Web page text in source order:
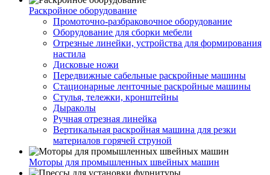
Раскройное оборудование
Промоточно-разбраковочное оборудование
Оборудование для сборки мебели
Отрезные линейки, устройства для формирования
настила
Дисковые ножи
Передвижные сабельные раскройные машины
Стационарные ленточные раскройные машины
Стулья, тележки, кронштейны
Дыраколы
Ручная отрезная линейка
Вертикальная раскройная машина для резки
материалов горячей струной
Моторы для промышленных швейных машин